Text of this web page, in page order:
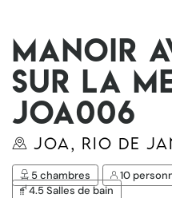
Manoir
sur la
Joa006
Joa, Rio de
5 chambres 10
4.5 Salles de bain